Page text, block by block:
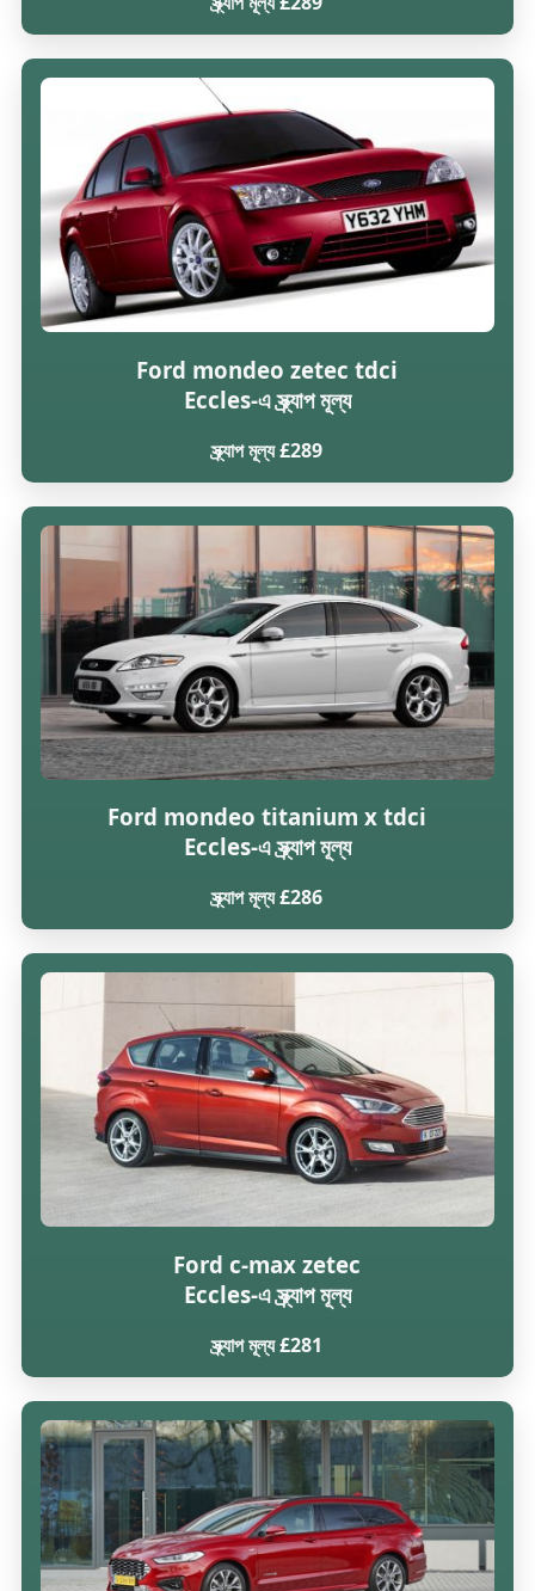
Ford mondeo zetec tdci
Eccles-এ স্ক্র্যাপ মূল্য
স্ক্র্যাপ মূল্য £289
Ford mondeo titanium x tdci
Eccles-এ স্ক্র্যাপ মূল্য
স্ক্র্যাপ মূল্য £286
Ford c-max zetec
Eccles-এ স্ক্র্যাপ মূল্য
স্ক্র্যাপ মূল্য £281